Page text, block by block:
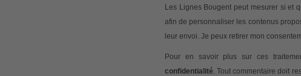
Les Lignes Bougent peut mesurer si et
afin de personnaliser les contenus
leur envoi. Je peux retirer mon
Pour en savoir plus sur ces
confidentialité . Tout commentaire doit